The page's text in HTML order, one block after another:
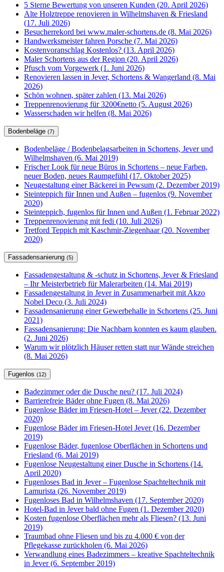
5 Sterne Bewertung von unseren Kunden (20. April 2026)
Alte Holztreppe renovieren in Wilhelmshaven & Friesland
(17. Juli 2026)
Besucherrekord bei www.maler-schortens.de (8. Mai 2026)
Handwerksmeister fahren Porsche (7. Mai 2026)
Kostenvoranschlag Kostenlos? (13. April 2026)
Maler Schortens aus der Region (20. April 2026)
Pfusch vom Vorgewerk (1. Juni 2026)
Renovieren lassen in Jever, Schortens & Wangerland (8. Mai
2026)
Schön wohnen, später zahlen (13. Mai 2026)
Treppenrenovierung für 3200€netto (5. August 2026)
Wasserschaden wir helfen (8. Mai 2026)
Bodenbeläge (7)
Bodenbeläge / Bodenbelagsarbeiten in Schortens, Jever und
Wilhelmshaven (6. Mai 2019)
Frischer Look für neue Büros in Schortens – neue Farben,
neuer Boden, neues Raumgefühl (17. Oktober 2025)
Neugestaltung einer Bäckerei in Pewsum (2. Dezember 2019)
Steinteppich für Innen und Außen – fugenlos (9. November
2020)
Steinteppich, fugenlos für Innen und Außen (1. Februar 2022)
Treppenrenovierung mit fedi (10. Juli 2026)
Tretford Teppich mit Kaschmir-Ziegenhaar (20. November
2020)
Fassadensanierung (5)
Fassadengestaltung & -schutz in Schortens, Jever & Friesland
– Ihr Meisterbetrieb für Malerarbeiten (14. Mai 2019)
Fassadengestaltung in Jever in Zusammenarbeit mit Akzo
Nobel Deco (3. Juli 2024)
Fassadensanierung einer Gewerbehalle in Schortens (25. Juni
2021)
Fassadensanierung: Die Nachbarn konnten es kaum glauben.
(2. Juni 2026)
Warum wir plötzlich Häuser retten statt nur Wände streichen
(8. Mai 2026)
Fugenlos (12)
Badezimmer oder die Dusche neu? (17. Juli 2024)
Barrierefreie Bäder ohne Fugen (8. Mai 2026)
Fugenlose Bäder im Friesen-Hotel – Jever (22. Dezember
2020)
Fugenlose Bäder im Friesen-Hotel Jever (16. Dezember
2019)
Fugenlose Bäder, fugenlose Oberflächen in Schortens und
Friesland (6. Mai 2019)
Fugenlose Neugestaltung einer Dusche in Schortens (14.
April 2020)
Fugenloses Bad in Jever – Fugenlose Spachteltechnik mit
Lamurista (26. November 2019)
Fugenloses Bad in Wilhelmshaven (17. September 2020)
Hotel-Bad in Jever bald ohne Fugen (1. Dezember 2020)
Kosten fugenlose Oberflächen mehr als Fliesen? (13. Juni
2019)
Traumbad ohne Fliesen und bis zu 4.000 € von der
Pflegekasse zurückholen (6. Mai 2026)
Verwandlung eines Badezimmers – kreative Spachteltechnik
in Jever (6. September 2019)